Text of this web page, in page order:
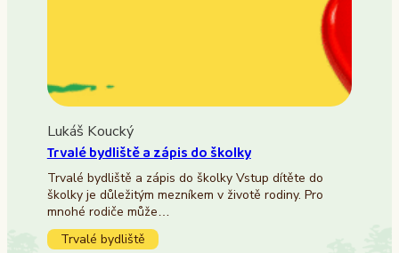
Lukáš Koucký
Trvalé bydliště a zápis do školky
Trvalé bydliště a zápis do školky Vstup dítěte do
školky je důležitým mezníkem v životě rodiny. Pro
mnohé rodiče může…
Trvalé bydliště